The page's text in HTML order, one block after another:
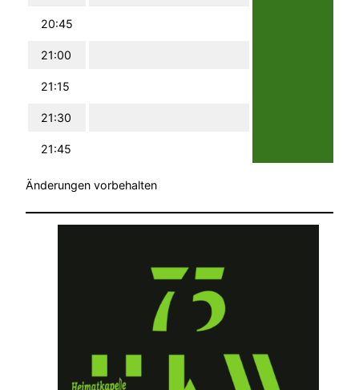
20:45
21:00
21:15
21:30
21:45
Änderungen vorbehalten